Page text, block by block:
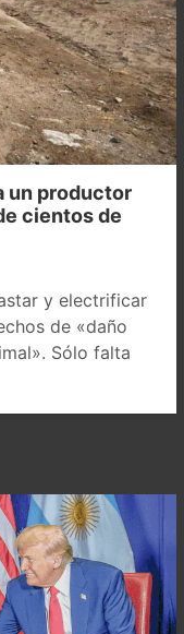
un productor
cientos de
y electrificar
de «daño
Sólo falta